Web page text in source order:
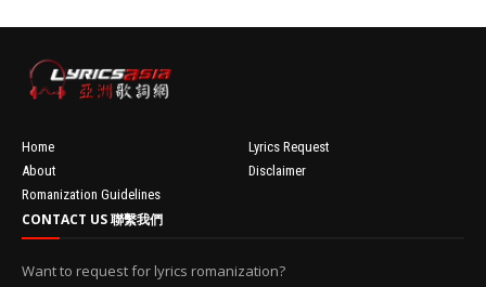
'data:post.fea
resizeImage
100'
Home
Lyrics Request
About
Disclaimer
Romanization Guidelines
CONTACT US 聯繫我們
Want to request for lyrics romanization?